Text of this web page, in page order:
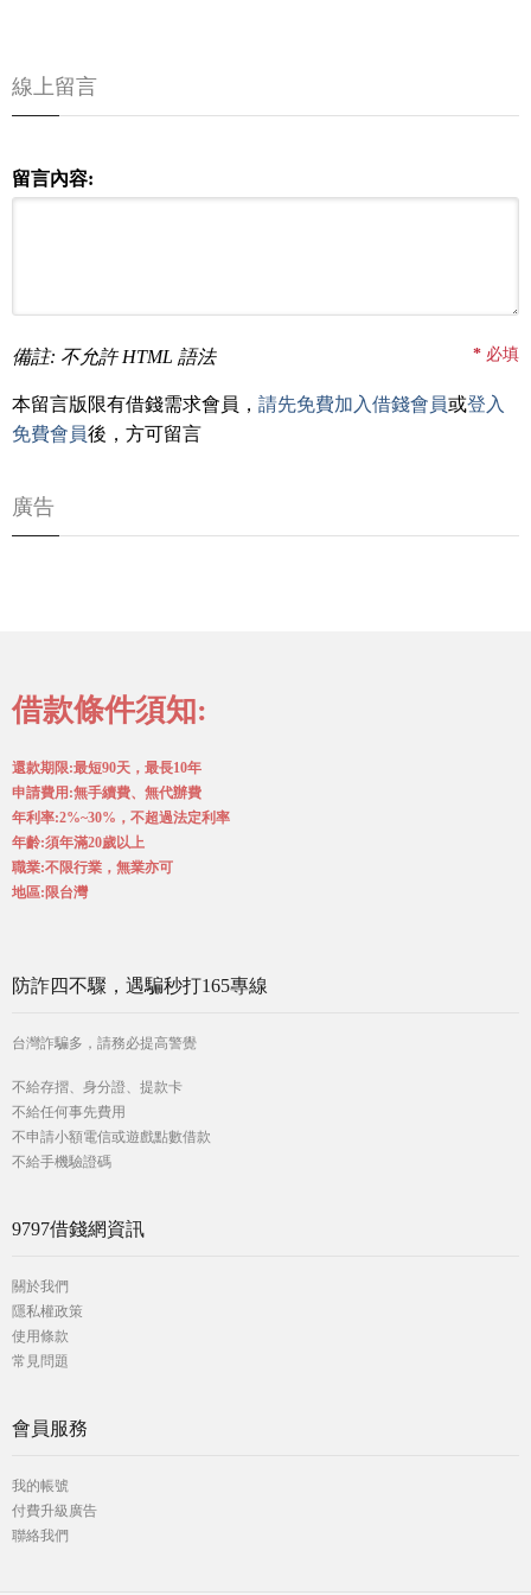
線上留言
留言內容:
備註: 不允許 HTML 語法 * 必填
本留言版限有借錢需求會員， 請先免費加入借錢會員或登入
免費會員後，方可留言
廣告
借款條件須知:
還款期限:最短90天，最長10年
申請費用:無手續費、無代辦費
年利率:2%~30%，不超過法定利率
年齡:須年滿20歲以上
職業:不限行業，無業亦可
地區:限台灣
防詐四不驟，遇騙秒打165專線
台灣詐騙多，請務必提高警覺
不給存摺、身分證、提款卡
不給任何事先費用
不申請小額電信或遊戲點數借款
不給手機驗證碼
9797借錢網資訊
關於我們
隱私權政策
使用條款
常見問題
會員服務
我的帳號
付費升級廣告
聯絡我們